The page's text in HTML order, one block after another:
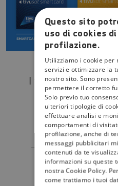
I tuoicanali
qualità
130+
canali
Questo sito
uso di cookies di
profilazione.
Utilizziamo i cookie
servizi e ottimizzare la
nostro sito. Sono
permettere il corretto
Solo previo tuo
ulteriori tipologie di
effettuare analisi e
comportamenti di
profilazione, anche di
messaggi pubblicitari
contenuti da te
informazioni su queste
nostra Cookie Policy.
come trattiamo i tuoi